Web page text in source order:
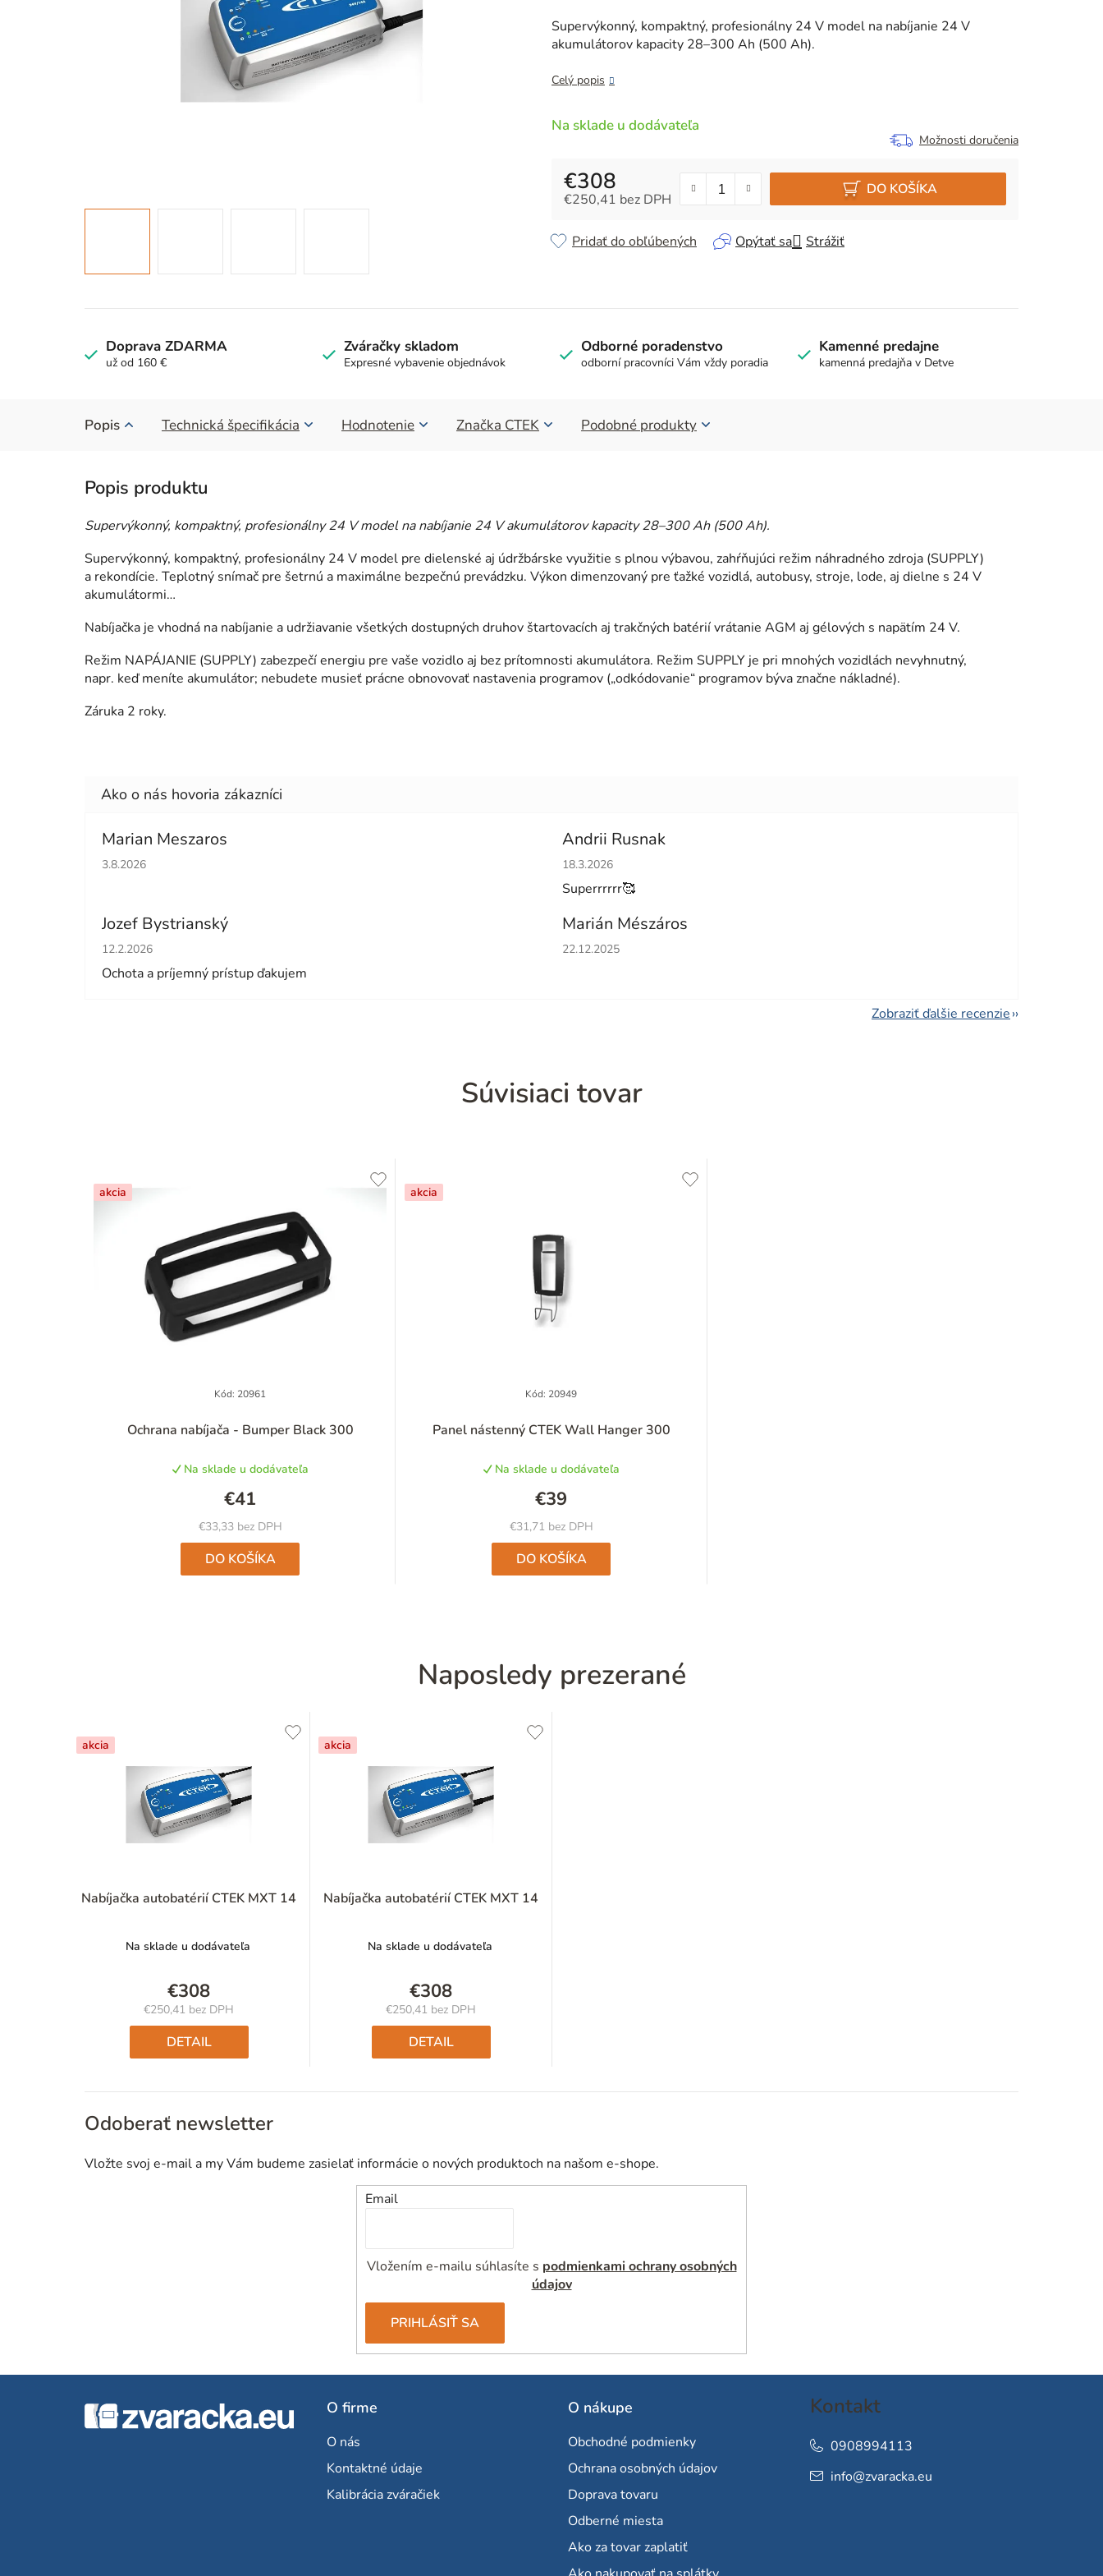
0,0
z
hviezdičiek.
Supervýkonný, kompaktný, profesionálny 24 V model na nabíjanie 24 V
akumulátorov kapacity 28–300 Ah (500 Ah).
Celý popis
Na sklade u dodávateľa
Možnosti doručenia
€308
€250,41 bez DPH
DO KOŠÍKA
Opýtať sa Strážiť
Pridať do obľúbených
Doprava ZDARMA
už od 160 €
Zváračky skladom
Expresné vybavenie objednávok
Odborné poradenstvo
odborní pracovníci Vám vždy poradia
Kamenné predajne
kamenná predajňa v Detve
Popis Technická špecifikácia Hodnotenie Značka CTEK Podobné produkty
Supervýkonný, kompaktný, profesionálny 24 V model na nabíjanie 24 V akumulátorov kapacity 28–300 Ah (500 Ah).
Supervýkonný, kompaktný, profesionálny 24 V model pre dielenské aj údržbárske využitie s plnou výbavou, zahŕňujúci režim náhradného zdroja (SUPPLY)
a rekondície. Teplotný snímač pre šetrnú a maximálne bezpečnú prevádzku. Výkon dimenzovaný pre ťažké vozidlá, autobusy, stroje, lode, aj dielne s 24 V
akumulá­tormi…
Nabíjačka je vhodná na nabíjanie a udržiavanie všetkých dostupných druhov štartovacích aj trakčných batérií vrátanie AGM aj gélových s napätím 24 V.
Režim NAPÁJANIE (SUPPLY) zabezpečí energiu pre vaše vozidlo aj bez prítomnosti akumulátora. Režim SUPPLY je pri mnohých vozidlách nevyhnutný,
napr. keď meníte akumulátor; nebudete musieť prácne obnovovať nastavenia programov („odkódovanie“ programov býva značne nákladné).
Záruka 2 roky.
Marian Meszaros
Hodnotenie obchodu je 5 z 5 hviezdičiek.
3.8.2026
Andrii Rusnak
Hodnotenie obchodu je 5 z 5 hviezdičiek.
18.3.2026
Superrrrrr🥰
Jozef Bystrianský
Hodnotenie obchodu je 5 z 5 hviezdičiek.
12.2.2026
Ochota a príjemný prístup ďakujem
Marián Mészáros
Hodnotenie obchodu je 5 z 5 hviezdičiek.
22.12.2025
Zobraziť ďalšie recenzie
Súvisiaci tovar
akcia
Ochrana nabíjača - Bumper Black 300
Na sklade u dodávateľa
€33,33 bez DPH
€41
DO KOŠÍKA
Kód: 20961
akcia
Panel nástenný CTEK Wall Hanger 300
Na sklade u dodávateľa
€31,71 bez DPH
€39
DO KOŠÍKA
Kód: 20949
Naposledy prezerané
akcia
Nabíjačka autobatérií CTEK MXT 14
Na sklade u dodávateľa
€308
€250,41 bez DPH
Jednotková
cena:
DETAIL
akcia
Nabíjačka autobatérií CTEK MXT 14
Na sklade u dodávateľa
€308
€250,41 bez DPH
Jednotková
cena:
DETAIL
Odoberať newsletter
Vložte svoj e-mail a my Vám budeme zasielať informácie o nových produktoch na našom e-shope.
Email
Vložením e-mailu súhlasíte s podmienkami ochrany osobných
údajov
PRIHLÁSIŤ SA
O firme
O nás
Kontaktné údaje
Kalibrácia zváračiek
O nákupe
Obchodné podmienky
Ochrana osobných údajov
Doprava tovaru
Odberné miesta
Ako za tovar zaplatiť
Kontakt
info@zvaracka.eu
0908994113